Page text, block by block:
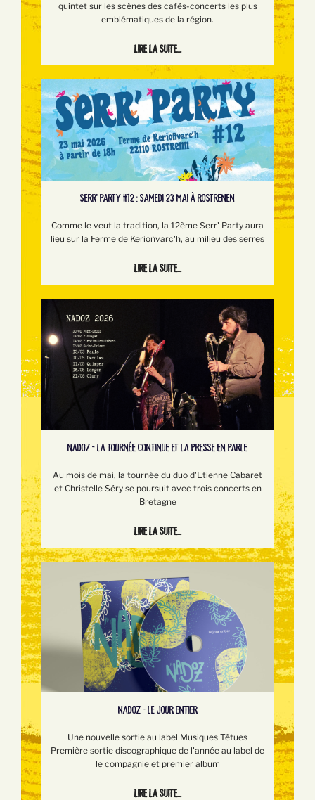
quintet sur les scènes des cafés-concerts les plus
emblématiques de la région.
Lire la suite...
SERR’ PARTY #12 : SAMEDI 23 MAI À ROSTRENEN
Comme le veut la tradition, la 12ème Serr' Party aura
lieu sur la Ferme de Kerioñvarc'h, au milieu des serres
Lire la suite...
NADOZ - LA TOURNÉE CONTINUE ET LA PRESSE EN PARLE
Au mois de mai, la tournée du duo d'Etienne Cabaret
et Christelle Séry se poursuit avec trois concerts en
Bretagne
Lire la suite...
NADOZ - LE JOUR ENTIER
Une nouvelle sortie au label Musiques Têtues
Première sortie discographique de l'année au label de
le compagnie et premier album
Lire la suite...